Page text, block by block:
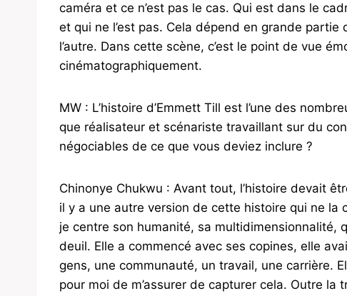
caméra et ce n’est pas le cas. Qui est dans le
et qui ne l’est pas. Cela dépend en grande
l’autre. Dans cette scène, c’est le point de vue
cinématographiquement.
MW : L’histoire d’Emmett Till est l’une des
que réalisateur et scénariste travaillant sur du
négociables de ce que vous deviez inclure ?
Chinonye Chukwu : Avant tout, l’histoire devait
il y a une autre version de cette histoire qui ne
je centre son humanité, sa multidimensionnalité,
deuil. Elle a commencé avec ses copines, elle
gens, une communauté, un travail, une carrière.
pour moi de m’assurer de capturer cela. Outre